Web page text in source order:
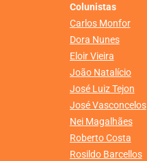
Colunistas
Carlos Monfor
Dora Nunes
Eloir Vieira
João Natalício
José Luiz Tejon
José Vasconcelos
Nei Magalhães
Roberto Costa
Rosildo Barcellos